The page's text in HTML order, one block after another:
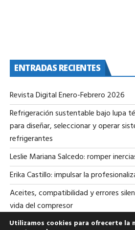
ENTRADAS RECIENTES
Revista Digital Enero-Febrero 2026
Refrigeración sustentable bajo lupa
para diseñar, seleccionar y operar
refrigerantes
Leslie Mariana Salcedo: romper
Erika Castillo: impulsar la
Aceites, compatibilidad y errores
vida del compresor
Utilizamos cookies para ofrecerte la